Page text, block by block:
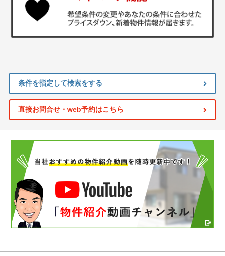
条件を指定して検索をする
直接お問合せ・web予約はこちら